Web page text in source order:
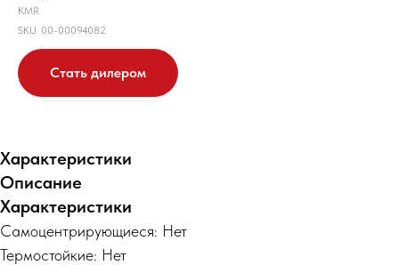
KMR
SKU: 00-00094082
Стать дилером
Характеристики
Описание
Характеристики
Самоцентрирующиеся: Нет
Термостойкие: Нет